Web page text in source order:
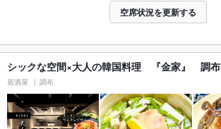
空席状況を更新する
シックな空間×大人の韓国料理 『金家』 調布
居酒屋 調布